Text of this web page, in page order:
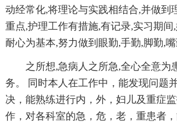
动经常化,将理论与实践相结合,并做到
重点,护理工作有措施,有记录,实习期间
耐心为基本,努力做到眼勤,手勤,脚勤,
之所想,急病人之所急,全心全意为
务。 同时本人在工作中，能发现问题
决，能熟练进行内，外，妇儿及重症
作，对各科室的急，危，老，重患者